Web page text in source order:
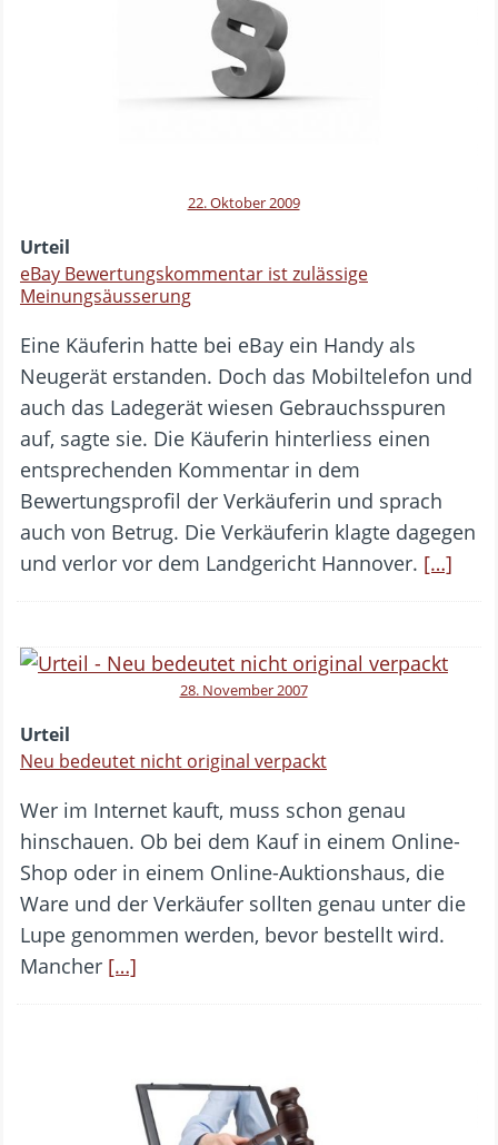
22. Oktober 2009
Urteil
eBay Bewertungskommentar ist zulässige
Meinungsäusserung
Eine Käuferin hatte bei eBay ein Handy als
Neugerät erstanden. Doch das Mobiltelefon und
auch das Ladegerät wiesen Gebrauchsspuren
auf, sagte sie. Die Käuferin hinterliess einen
entsprechenden Kommentar in dem
Bewertungsprofil der Verkäuferin und sprach
auch von Betrug. Die Verkäuferin klagte dagegen
und verlor vor dem Landgericht Hannover. […]
28. November 2007
Urteil
Neu bedeutet nicht original verpackt
Wer im Internet kauft, muss schon genau
hinschauen. Ob bei dem Kauf in einem Online-
Shop oder in einem Online-Auktionshaus, die
Ware und der Verkäufer sollten genau unter die
Lupe genommen werden, bevor bestellt wird.
Mancher […]